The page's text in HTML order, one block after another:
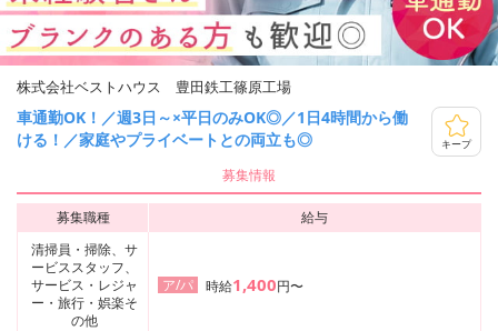
株式会社ベストハウス 豊田鉄工篠原工場
車通勤OK！／週3日～×平日のみOK◎／1日4時間から働
ける！／家庭やプライベートとの両立も◎
キープ
募集情報
募集職種
給与
清掃員・掃除、サ
ービススタッフ、
サービス・レジャ
ー・旅行・娯楽そ
の他
ア/パ 時給1,400円〜